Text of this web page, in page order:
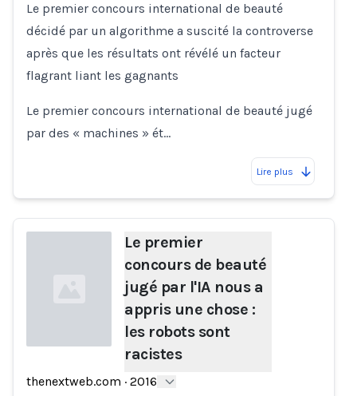
Le premier concours international de beauté
décidé par un algorithme a suscité la controverse
après que les résultats ont révélé un facteur
flagrant liant les gagnants
Le premier concours international de beauté jugé
par des « machines » ét…
Lire plus
Loading...
Le premier
concours de beauté
jugé par l'IA nous a
appris une chose :
les robots sont
racistes
thenextweb.com · 2016